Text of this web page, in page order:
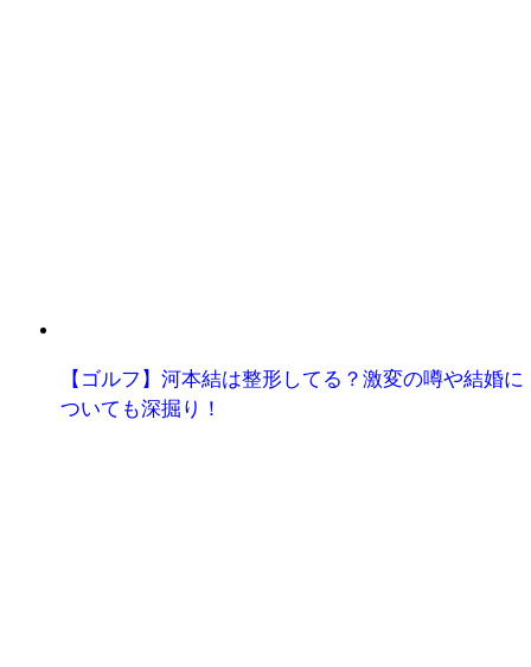
【ゴルフ】河本結は整形してる？激変の噂や結婚に
ついても深掘り！